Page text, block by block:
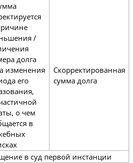
/
долга
изменения
его
о чем
в
Скорректированная
сумма долга
в суд первой инстанции